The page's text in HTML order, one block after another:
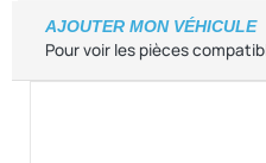
Pour voir les pièces
AJOUTER MON VÉHICULE